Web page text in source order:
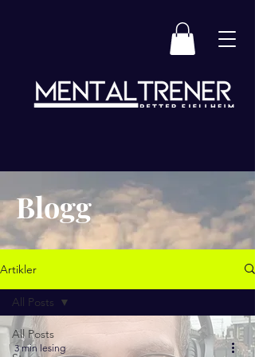
Blogg
Artikler
All Posts
All Posts
3 min lesing